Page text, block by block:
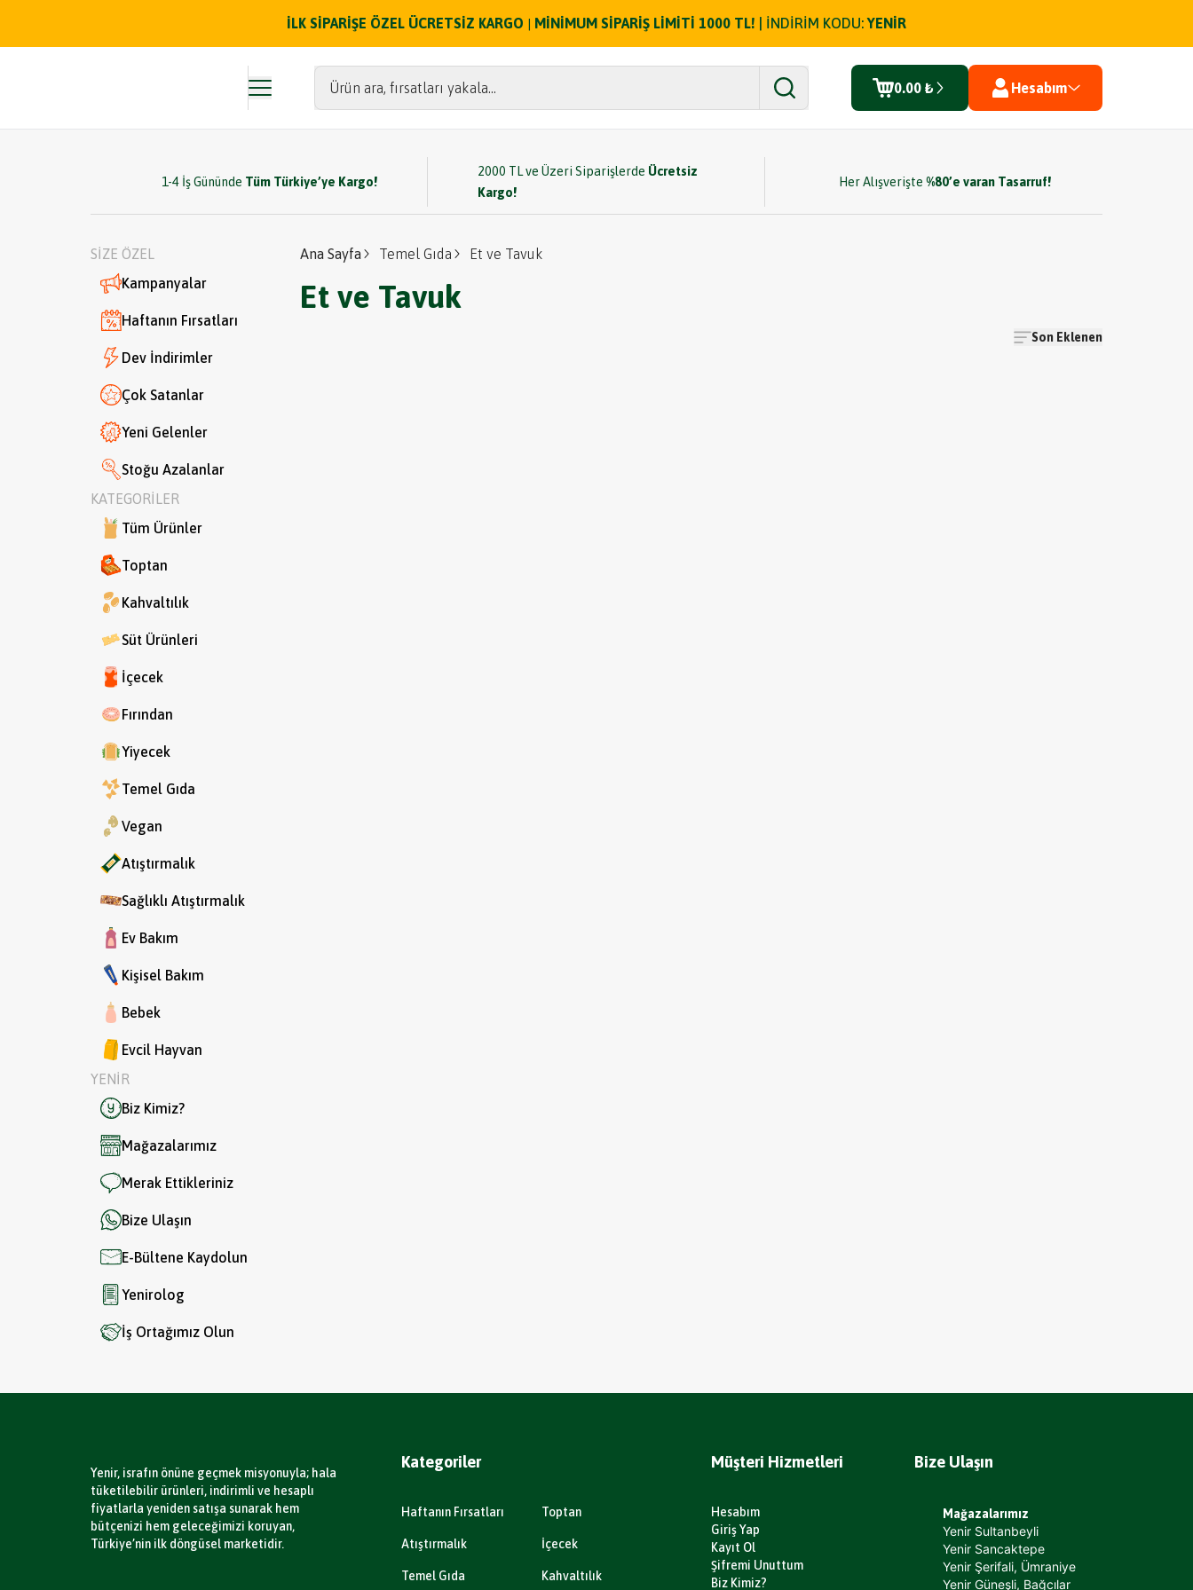
İLK SİPARİŞE ÖZEL ÜCRETSİZ KARGO MİNİMUM SİPARİŞ LİMİTİ 1000 TL! | İNDİRİM KODU:YENİR
Ürün ara, fırsatları yakala... 0.00 ₺ Hesabım
1-4 İş Gününde Tüm Türkiye’ye Kargo!
2000 TL ve Üzeri Siparişlerde Ücretsiz
Kargo!
Her Alışverişte %80’e varan Tasarruf!
SİZE ÖZEL
Kampanyalar
Haftanın Fırsatları
Dev İndirimler
Çok Satanlar
Yeni Gelenler
Stoğu Azalanlar
KATEGORİLER
Tüm Ürünler
Toptan
Kahvaltılık
Süt Ürünleri
İçecek
Fırından
Yiyecek
Temel Gıda
Vegan
Atıştırmalık
Sağlıklı Atıştırmalık
Ev Bakım
Kişisel Bakım
Bebek
Evcil Hayvan
YENİR
Biz Kimiz?
Mağazalarımız
Merak Ettikleriniz
Bize Ulaşın
E-Bültene Kaydolun
Yenirolog
İş Ortağımız Olun
Ana Sayfa Temel Gıda Et ve Tavuk
Et ve Tavuk
Son Eklenen
Yenir, israfın önüne geçmek misyonuyla; hala
tüketilebilir ürünleri, indirimli ve hesaplı
fiyatlarla yeniden satışa sunarak hem
bütçenizi hem geleceğimizi koruyan,
Türkiye’nin ilk döngüsel marketidir.
Kategoriler
Haftanın Fırsatları Toptan
Atıştırmalık İçecek
Temel Gıda Kahvaltılık
Müşteri Hizmetleri
Hesabım
Giriş Yap
Kayıt Ol
Şifremi Unuttum
Biz Kimiz?
Bize Ulaşın
Mağazalarımız
Yenir Sultanbeyli
Yenir Sancaktepe
Yenir Şerifali, Ümraniye
Yenir Güneşli, Bağcılar